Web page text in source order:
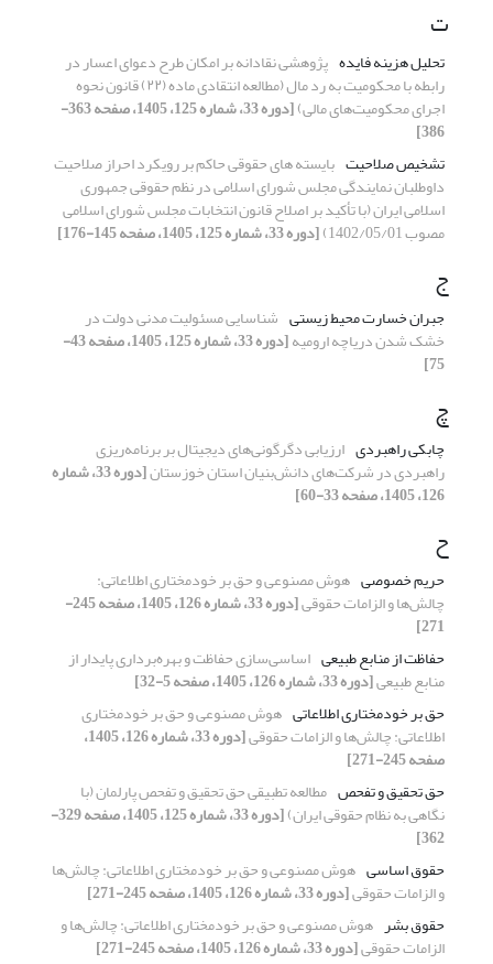
ت
تحلیل هزینه فایده پژوهشی نقادانه بر امکان طرح دعوای اعسار در
رابطه با محکومیت به رد مال (مطالعه انتقادی ماده (۲۲) قانون نحوه
اجرای محکومیت‌های مالی) [دوره 33، شماره 125، 1405، صفحه 363-
386]
تشخیص صلاحیت بایسته­ های حقوقی حاکم بر رویکرد احراز صلاحیت
داوطلبان نمایندگی مجلس شورای اسلامی در نظم حقوقی جمهوری
اسلامی ایران (با تأکید بر اصلاح قانون انتخابات مجلس شورای اسلامی
مصوب 1402/05/01) [دوره 33، شماره 125، 1405، صفحه 145-176]
ج
جبران خسارت محیط زیستی شناسایی مسئولیت مدنی دولت در
خشک شدن دریاچه ارومیه [دوره 33، شماره 125، 1405، صفحه 43-
75]
چ
چابکی راهبردی ارزیابی دگرگونی‌های دیجیتال بر برنامه‌ریزی
راهبردی در شرکت‌های دانش‌بنیان استان خوزستان [دوره 33، شماره
126، 1405، صفحه 33-60]
ح
حریم خصوصی هوش مصنوعی و حق بر خودمختاری اطلاعاتی:
چالش‌ها و الزامات حقوقی [دوره 33، شماره 126، 1405، صفحه 245-
271]
حفاظت از منابع‌ طبیعی اساسی‌سازی حفاظت و بهره‌برداری پایدار از
منابع‌ طبیعی[دوره 33، شماره 126، 1405، صفحه 5-32]
حق بر خودمختاری اطلاعاتی هوش مصنوعی و حق بر خودمختاری
اطلاعاتی: چالش‌ها و الزامات حقوقی [دوره 33، شماره 126، 1405،
صفحه 245-271]
حق تحقیق و تفحص مطالعه تطبیقی حق تحقیق و تفحص پارلمان (با
نگاهی به نظام حقوقی ایران) [دوره 33، شماره 125، 1405، صفحه 329-
362]
حقوق اساسی هوش مصنوعی و حق بر خودمختاری اطلاعاتی: چالش‌ها
و الزامات حقوقی[دوره 33، شماره 126، 1405، صفحه 245-271]
حقوق بشر هوش مصنوعی و حق بر خودمختاری اطلاعاتی: چالش‌ها و
الزامات حقوقی[دوره 33، شماره 126، 1405، صفحه 245-271]